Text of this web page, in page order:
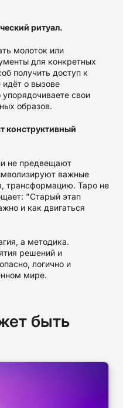
ритуал.
молоток или
для конкретных
получить доступ к
идёт о вызове
свои
образов.
конструктивный
не предвещают
важные
трансформацию. Таро не
"Старый этап
и как двигаться
а методика.
решений и
логично и
мире.
быть